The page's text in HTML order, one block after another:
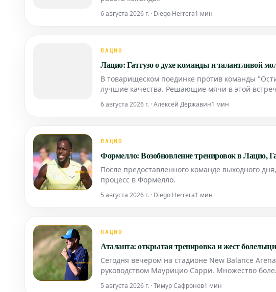
6 августа 2026 г. · Diego Herrera1 мин
ЛАЦИО
Лацио: Гаттузо о духе команды и талантливой
В товарищеском поединке против команды
лучшие качества. Решающие мячи в этой
нападающего Марко Раткова и точному удару
Гаттузо, после ма
6 августа 2026 г. · Алексей Державин1 мин
ЛАЦИО
Формелло: Возобновление тренировок в Лацио,
После предоставленного команде выходного
процесс в Формелло.
5 августа 2026 г. · Diego Herrera1 мин
ЛАЦИО
Аталанта: открытая тренировка и жест
Сегодня вечером на стадионе New Balance
руководством Маурицио Сарри. Множество
занятия, которое стартовало в 19:00, чтобы
5 августа 2026 г. · Тимур Сафронов1 мин